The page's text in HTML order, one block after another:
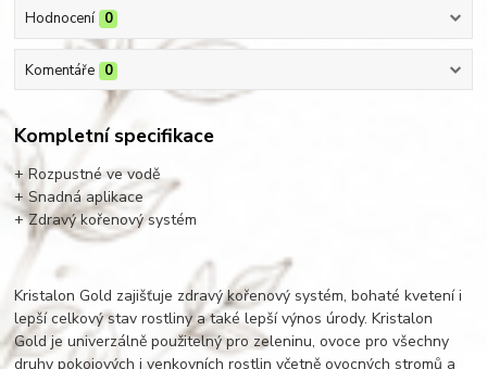
Hodnocení 0
Komentáře 0
Kompletní specifikace
+ Rozpustné ve vodě
+ Snadná aplikace
+ Zdravý kořenový systém
Kristalon Gold zajišťuje zdravý kořenový systém, bohaté kvetení i
lepší celkový stav rostliny a také lepší výnos úrody. Kristalon
Gold je univerzálně použitelný pro zeleninu, ovoce pro všechny
druhy pokojových i venkovních rostlin včetně ovocných stromů a